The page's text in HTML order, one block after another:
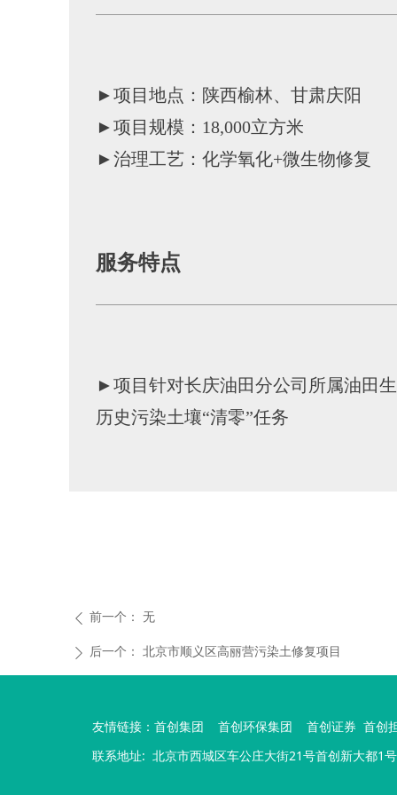
ꄲ 后一个： 北京市顺义区高丽营污染土修复项目
ꄴ 前一个： 无
►项目地点：陕西榆林、甘肃庆阳
►项目规模：18,000立方米
►治理工艺：化学氧化+微生物修复
服务特点
►项目针对长庆油田分公司所属油田
历史污染土壤“清零”任务
友情链接： 首创集团 首创环保集团 首创证券 首创
联系地址: 北京市西城区车公庄大街21号首创新大都1